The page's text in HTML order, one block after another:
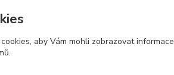
aby Vám mohli zobrazovat informace